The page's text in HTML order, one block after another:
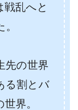
乱へと
先の世界
る割とバ
界。